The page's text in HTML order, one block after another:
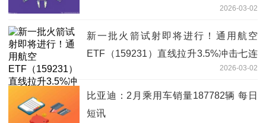
2026-03-02
新一批火箭试射即将进行！通用航空
ETF（159231）直线拉升3.5%冲击七连
2026-03-02
比亚迪：2月乘用车销量187782辆 每日
短讯